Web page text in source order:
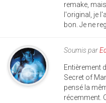
remake,
l'original, je
bon. Je ne
Soumis par
Entièrement
Secret of
pensé la
récemment.